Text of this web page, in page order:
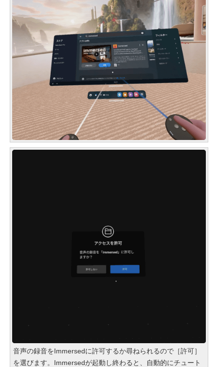
音声の録音をImmersedに許可するか尋ねられるので［許可］
を選びます。Immersedが起動し終わると、自動的にチュート